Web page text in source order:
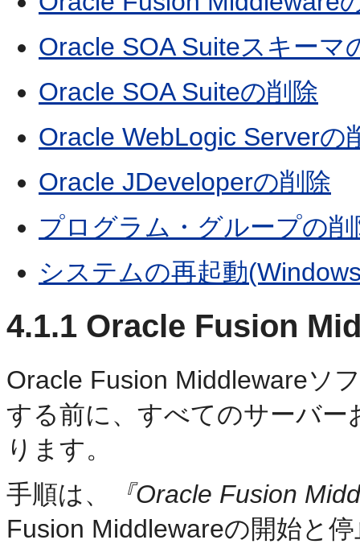
Oracle SOA Suiteスキーマ
Oracle SOA Suiteの削除
Oracle WebLogic Serverの
Oracle JDeveloperの削除
プログラム・グループの
システムの再起動
4.1.1 Oracle Fusion
Oracle Fusion Middlewareソ
する前に、すべてのサーバ
ります。
手順は、
『Oracle Fusion
Fusion Middlewareの開始と